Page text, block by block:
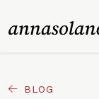
BLOG